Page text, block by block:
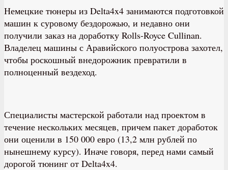
Немецкие тюнеры из Delta4x4 занимаются подготовкой
машин к суровому бездорожью, и недавно они
получили заказ на доработку Rolls-Royce Cullinan.
Владелец машины с Аравийского полуострова захотел,
чтобы роскошный внедорожник превратили в
полноценный вездеход.
Специалисты мастерской работали над проектом в
течение нескольких месяцев, причем пакет доработок
они оценили в 150 000 евро (13,2 млн рублей по
нынешнему курсу). Иначе говоря, перед нами самый
дорогой тюнинг от Delta4x4.